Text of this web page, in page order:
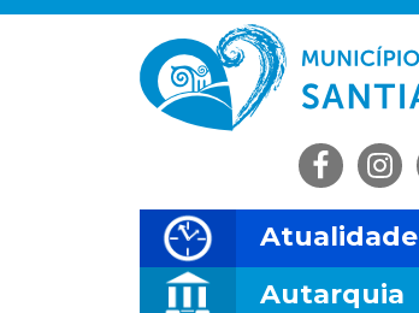
Saltar
Skip
Saltar
Saltar
Atualidade
Autarquia